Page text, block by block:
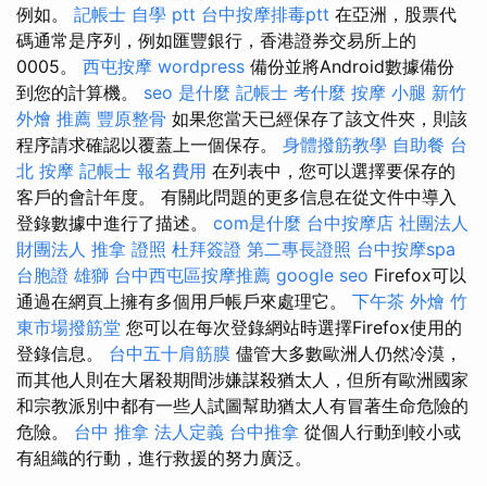
例如。 記帳士 自學 ptt 台中按摩排毒ptt 在亞洲，股票代
碼通常是序列，例如匯豐銀行，香港證券交易所上的
0005。 西屯按摩 wordpress 備份並將Android數據備份
到您的計算機。 seo 是什麼 記帳士 考什麼 按摩 小腿 新竹
外燴 推薦 豐原整骨 如果您當天已經保存了該文件夾，則該
程序請求確認以覆蓋上一個保存。 身體撥筋教學 自助餐 台
北 按摩 記帳士 報名費用 在列表中，您可以選擇要保存的
客戶的會計年度。 有關此問題的更多信息在從文件中導入
登錄數據中進行了描述。 com是什麼 台中按摩店 社團法人
財團法人 推拿 證照 杜拜簽證 第二專長證照 台中按摩spa
台胞證 雄獅 台中西屯區按摩推薦 google seo Firefox可以
通過在網頁上擁有多個用戶帳戶來處理它。 下午茶 外燴 竹
東市場撥筋堂 您可以在每次登錄網站時選擇Firefox使用的
登錄信息。 台中五十肩筋膜 儘管大多數歐洲人仍然冷漠，
而其他人則在大屠殺期間涉嫌謀殺猶太人，但所有歐洲國家
和宗教派別中都有一些人試圖幫助猶太人有冒著生命危險的
危險。 台中 推拿 法人定義 台中推拿 從個人行動到較小或
有組織的行動，進行救援的努力廣泛。